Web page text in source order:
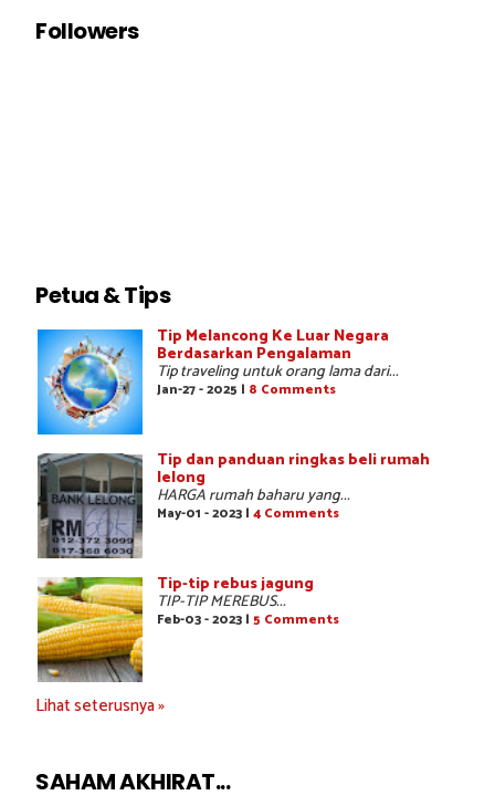
Followers
Petua & Tips
Tip Melancong Ke Luar Negara
Berdasarkan Pengalaman
Tip traveling untuk orang lama dari...
Jan-27 - 2025 | 8 Comments
Tip dan panduan ringkas beli rumah
lelong
HARGA rumah baharu yang...
May-01 - 2023 | 4 Comments
Tip-tip rebus jagung
TIP-TIP MEREBUS...
Feb-03 - 2023 | 5 Comments
Lihat seterusnya »
SAHAM AKHIRAT...